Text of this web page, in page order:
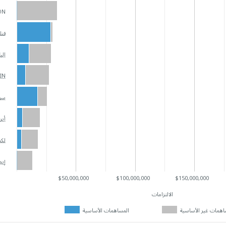
المساهمات الأساسية غير الأساسية
$50,000,000 $100,000,000 $150,000,000
الالتزامات